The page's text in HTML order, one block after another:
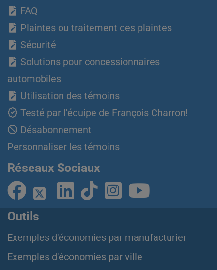
FAQ
Plaintes ou traitement des plaintes
Sécurité
Solutions pour concessionnaires
automobiles
Utilisation des témoins
Testé par l'équipe de François Charron!
Désabonnement
Personnaliser les témoins
Réseaux Sociaux
Outils
Exemples d'économies par manufacturier
Exemples d'économies par ville